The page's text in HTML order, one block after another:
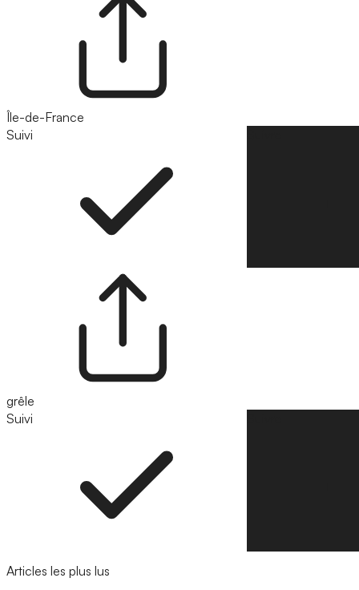
Île-de-France
Suivi
grêle
Suivi
Articles les plus lus